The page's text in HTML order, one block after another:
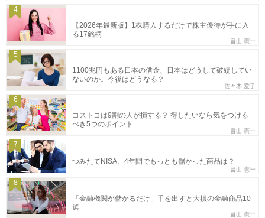
4
【2026年最新版】1株購入するだけで株主優待が手に入
る17銘柄
畠山 憲一
5
1100兆円もある日本の借金、日本はどうして破綻してい
ないのか。今後はどうなる？
佐々木 愛子
6
コストコは9割の人が損する？ 得したいなら気をつける
べき5つのポイント
畠山 憲一
7
つみたてNISA、4年間でもっとも儲かった商品は？
畠山 憲一
8
「金融機関が儲かるだけ」手を出すと大損の金融商品10
選
畠山 憲一